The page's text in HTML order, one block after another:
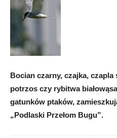
Bocian czarny, czajka,
potrzos czy rybitwa
gatunków ptaków,
„Podlaski Przełom Bugu”.